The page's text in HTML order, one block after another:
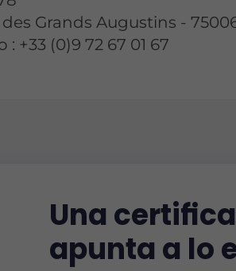
des Grands Augustins -
+33 (0)9 72 67 01 67
Una
apunta a lo